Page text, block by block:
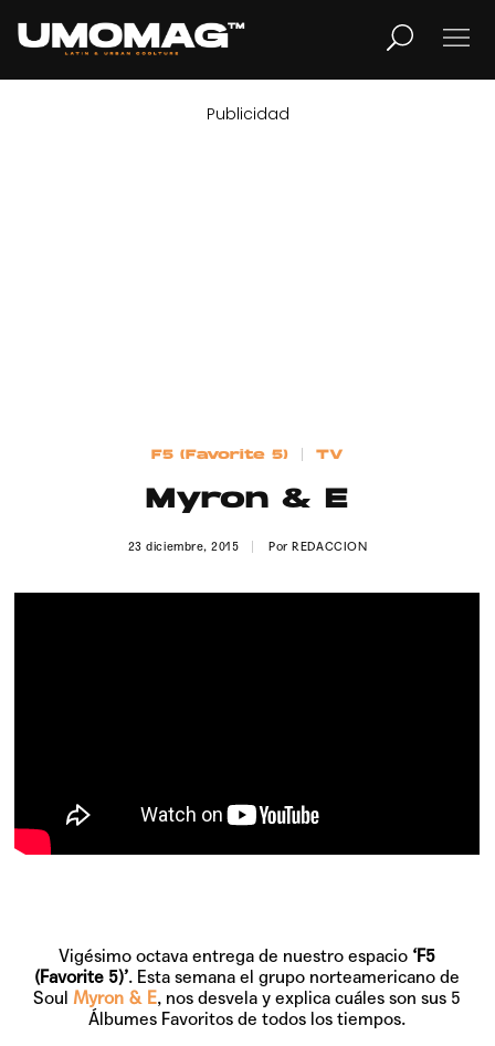
LIFESTYLE
Contacto
Publicidad
F5 (Favorite 5) TV
Myron & E
23 diciembre, 2015 PorREDACCION
Vigésimo octava entrega de nuestro espacio ‘F5
(Favorite 5)’. Esta semana el grupo norteamericano de
SoulMyron & E, nos desvela y explica cuáles son sus 5
Álbumes Favoritos de todos los tiempos.